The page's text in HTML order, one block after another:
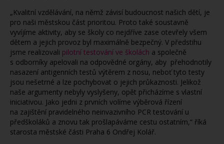
„Kvalitní vzdělávání, na němž závisí budoucnost našich dětí, je
pro naši městskou část prioritou. Proto také soustavně
vyvíjíme aktivity, aby se školy co nejdříve zase otevřely všem
dětem a jejich provoz byl maximálně bezpečný. V předstihu
jsme realizovali pilotní testování ve školách a společně
s odborníky apelovali na odpovědné orgány, aby přehodnotily
nasazení antigenních testů výtěrem z nosu, neboť tyto testy
jsou nešetrné a lze pochybovat o jejich průkaznosti. Jelikož
naše argumenty nebyly vyslyšeny, opět přicházíme s vlastní
iniciativou. Jako jedni z prvních volíme výběrová řízení
na zajištění pravidelného neinvazivního PCR testování u
předškoláků a znovu tak prošlapáváme cestu ostatním,“ říká
starosta městské části Praha 6 Ondřej Kolář.